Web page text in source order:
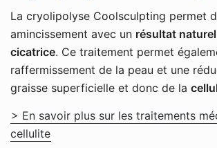
La cryolipolyse Coolsculpting permet
amincissement avec un résultat naturel
cicatrice. Ce traitement permet
raffermissement de la peau et une
graisse superficielle et donc de la
> En savoir plus sur les traitements
cellulite